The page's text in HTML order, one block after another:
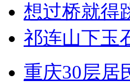
想过桥就得
祁连山下玉
重庆30层